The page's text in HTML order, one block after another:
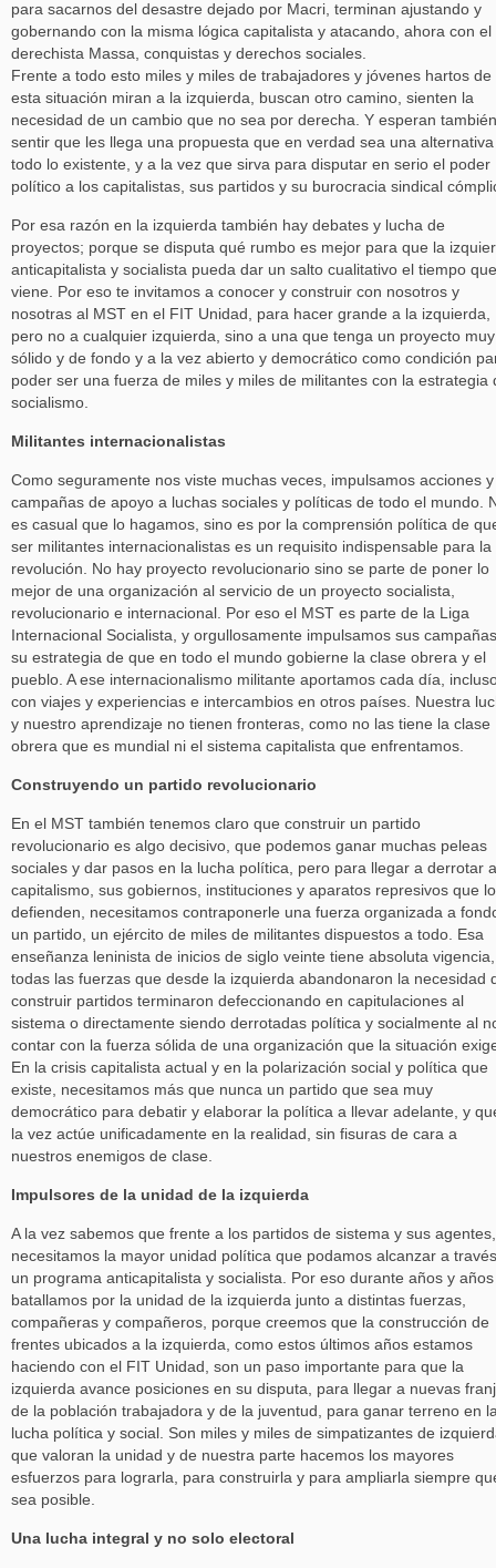
para sacarnos del desastre dejado por Macri, terminan ajustando y
gobernando con la misma lógica capitalista y atacando, ahora con el
derechista Massa, conquistas y derechos sociales.
Frente a todo esto miles y miles de trabajadores y jóvenes hartos de
esta situación miran a la izquierda, buscan otro camino, sienten la
necesidad de un cambio que no sea por derecha. Y esperan también
sentir que les llega una propuesta que en verdad sea una
todo lo existente, y a la vez que sirva para disputar en serio el poder
político a los capitalistas, sus partidos y su burocracia sindical
Por esa razón en la izquierda también hay debates y lucha de
proyectos; porque se disputa qué rumbo es mejor para que la
anticapitalista y socialista pueda dar un salto cualitativo el tiempo que
viene. Por eso te invitamos a conocer y construir con nosotros y
nosotras al MST en el FIT Unidad, para hacer grande a la izquierda,
pero no a cualquier izquierda, sino a una que tenga un proyecto muy
sólido y de fondo y a la vez abierto y democrático como condición
poder ser una fuerza de miles y miles de militantes con la estrategia
socialismo.
Militantes internacionalistas
Como seguramente nos viste muchas veces, impulsamos acciones y
campañas de apoyo a luchas sociales y políticas de todo el mundo.
es casual que lo hagamos, sino es por la comprensión política de
ser militantes internacionalistas es un requisito indispensable para la
revolución. No hay proyecto revolucionario sino se parte de poner lo
mejor de una organización al servicio de un proyecto socialista,
revolucionario e internacional. Por eso el MST es parte de la Liga
Internacional Socialista, y orgullosamente impulsamos sus
su estrategia de que en todo el mundo gobierne la clase obrera y el
pueblo. A ese internacionalismo militante aportamos cada día,
con viajes y experiencias e intercambios en otros países. Nuestra
y nuestro aprendizaje no tienen fronteras, como no las tiene la clase
obrera que es mundial ni el sistema capitalista que enfrentamos.
Construyendo un partido revolucionario
En el MST también tenemos claro que construir un partido
revolucionario es algo decisivo, que podemos ganar muchas peleas
sociales y dar pasos en la lucha política, pero para llegar a derrotar
capitalismo, sus gobiernos, instituciones y aparatos represivos que lo
defienden, necesitamos contraponerle una fuerza organizada a
un partido, un ejército de miles de militantes dispuestos a todo. Esa
enseñanza leninista de inicios de siglo veinte tiene absoluta
todas las fuerzas que desde la izquierda abandonaron la necesidad
construir partidos terminaron defeccionando en capitulaciones al
sistema o directamente siendo derrotadas política y socialmente al
contar con la fuerza sólida de una organización que la situación
En la crisis capitalista actual y en la polarización social y política que
existe, necesitamos más que nunca un partido que sea muy
democrático para debatir y elaborar la política a llevar adelante, y
la vez actúe unificadamente en la realidad, sin fisuras de cara a
nuestros enemigos de clase.
Impulsores de la unidad de la izquierda
A la vez sabemos que frente a los partidos de sistema y sus agentes,
necesitamos la mayor unidad política que podamos alcanzar a
un programa anticapitalista y socialista. Por eso durante años y años
batallamos por la unidad de la izquierda junto a distintas fuerzas,
compañeras y compañeros, porque creemos que la construcción de
frentes ubicados a la izquierda, como estos últimos años estamos
haciendo con el FIT Unidad, son un paso importante para que la
izquierda avance posiciones en su disputa, para llegar a nuevas
de la población trabajadora y de la juventud, para ganar terreno en
lucha política y social. Son miles y miles de simpatizantes de
que valoran la unidad y de nuestra parte hacemos los mayores
esfuerzos para lograrla, para construirla y para ampliarla siempre
sea posible.
Una lucha integral y no solo electoral